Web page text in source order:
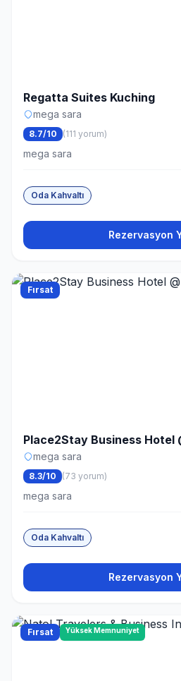
Regatta Suites Kuching
mega sara
8.7/10 (111 yorum)
mega sara
Oda Kahvaltı
Rezervasyon
Fırsat
Place2Stay Business Hotel
mega sara
8.3/10 (73 yorum)
mega sara
Oda Kahvaltı
Rezervasyon
Fırsat Yüksek Memnuniyet